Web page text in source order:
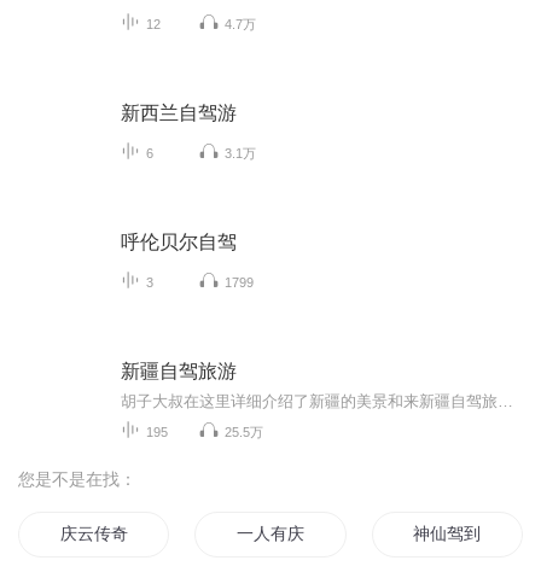
12 4.7万
新西兰自驾游
6 3.1万
呼伦贝尔自驾
3 1799
新疆自驾旅游
195 25.5万
您是不是在找：
庆云传奇 一人有庆 神仙驾到